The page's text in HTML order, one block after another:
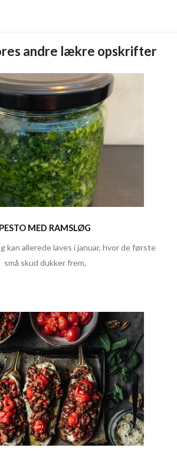
andre lækre opskrifter
PESTO MED RAMSLØG
kan allerede laves i januar, hvor de første
små skud dukker frem,